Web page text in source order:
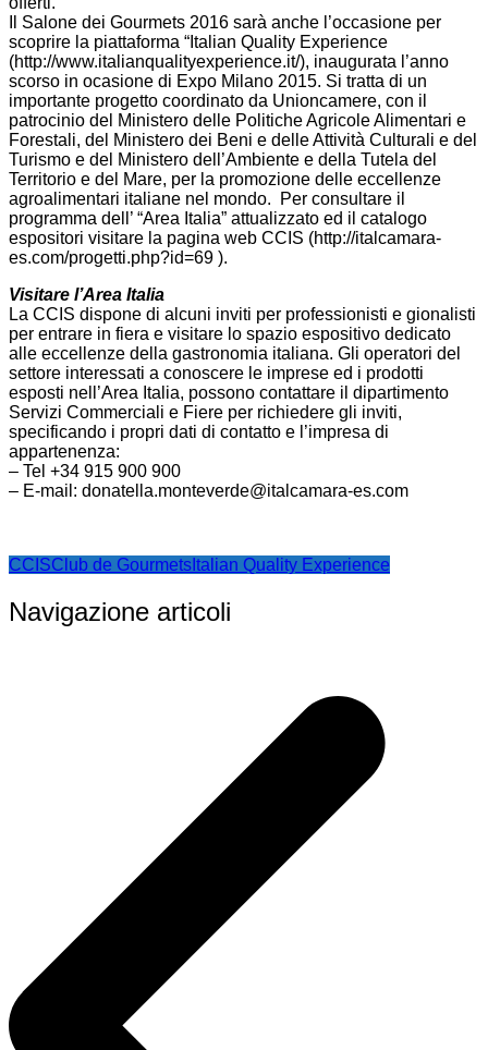
Il Salone dei Gourmets 2016 sarà anche l’occasione per
scoprire la piattaforma “Italian Quality Experience
(http://www.italianqualityexperience.it/), inaugurata l’anno
scorso in ocasione di Expo Milano 2015. Si tratta di un
importante progetto coordinato da Unioncamere, con il
patrocinio del Ministero delle Politiche Agricole Alimentari e
Forestali, del Ministero dei Beni e delle Attività Culturali e del
Turismo e del Ministero dell’Ambiente e della Tutela del
Territorio e del Mare, per la promozione delle eccellenze
agroalimentari italiane nel mondo. Per consultare il
programma dell’ “Area Italia” attualizzato ed il catalogo
espositori visitare la pagina web CCIS (http://italcamara-
es.com/progetti.php?id=69 ).
Visitare l’Area Italia
La CCIS dispone di alcuni inviti per professionisti e gionalisti
per entrare in fiera e visitare lo spazio espositivo dedicato
alle eccellenze della gastronomia italiana. Gli operatori del
settore interessati a conoscere le imprese ed i prodotti
esposti nell’Area Italia, possono contattare il dipartimento
Servizi Commerciali e Fiere per richiedere gli inviti,
specificando i propri dati di contatto e l’impresa di
appartenenza:
– Tel +34 915 900 900
– E-mail: donatella.monteverde@italcamara-es.com
CCISClub de Gourmets Italian Quality Experience
Navigazione articoli